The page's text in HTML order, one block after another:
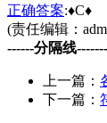
正确答案:♦C♦
(责任编辑：
------分隔线
上一篇：
下一篇：